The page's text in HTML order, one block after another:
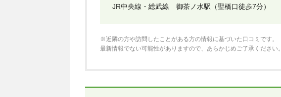
JR中央線・総武線 御茶ノ水駅（聖橋口徒歩7分）
※近隣の方や訪問したことがある方の情報に基づいた口コミです。
最新情報でない可能性がありますので、あらかじめご了承ください。